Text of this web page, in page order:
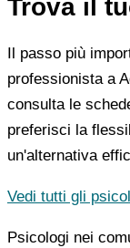
Trova il
Il passo più
professionista a
consulta le
preferisci la
un'alternativa
Vedi tutti gli
Psicologi nei